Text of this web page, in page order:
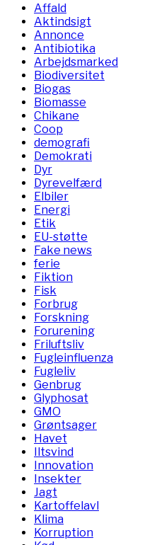
Affald
Aktindsigt
Annonce
Antibiotika
Arbejdsmarked
Biodiversitet
Biogas
Biomasse
Chikane
Coop
demografi
Demokrati
Dyr
Dyrevelfærd
Elbiler
Energi
Etik
EU-støtte
Fake news
ferie
Fiktion
Fisk
Forbrug
Forskning
Forurening
Friluftsliv
Fugleinfluenza
Fugleliv
Genbrug
Glyphosat
GMO
Grøntsager
Havet
Iltsvind
Innovation
Insekter
Jagt
Kartoffelavl
Klima
Korruption